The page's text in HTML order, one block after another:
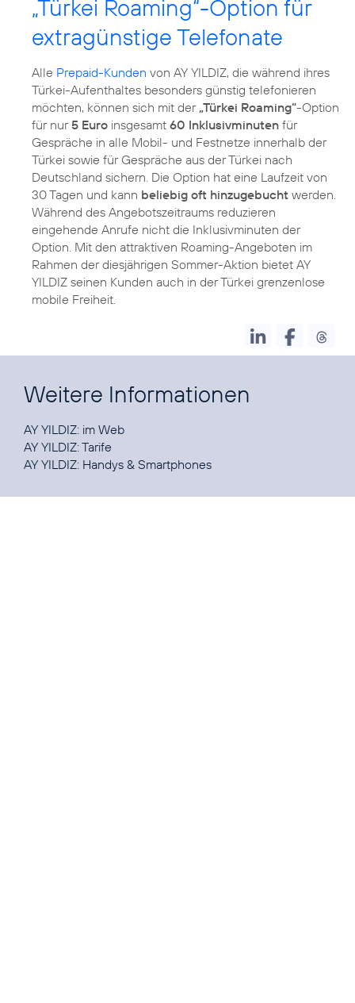
„Türkei Roaming“-Option für
extragünstige Telefonate
Alle Prepaid-Kunden von AY YILDIZ, die während ihres
Türkei-Aufenthaltes besonders günstig telefonieren
möchten, können sich mit der„Türkei Roaming“-Option
für nur5 Euro insgesamt 60 Inklusivminuten für
Gespräche in alle Mobil- und Festnetze innerhalb der
Türkei sowie für Gespräche aus der Türkei nach
Deutschland sichern. Die Option hat eine Laufzeit von
30 Tagen und kann beliebig oft hinzugebucht werden.
Während des Angebotszeitraums reduzieren
eingehende Anrufe nicht die Inklusivminuten der
Option. Mit den attraktiven Roaming-Angeboten im
Rahmen der diesjährigen Sommer-Aktion bietet AY
YILDIZ seinen Kunden auch in der Türkei grenzenlose
mobile Freiheit.
Weitere Informationen
AY YILDIZ: im Web
AY YILDIZ:Tarife
AY YILDIZ: Handys & Smartphones